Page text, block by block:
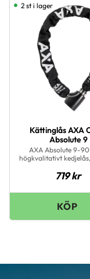
Kättinglås AXA
Absolute 9
AXA Absolute 9-
högkvalitativt
dyrare cyklar och
långtidsparkering av
Godkänt för
marknaden.
73 Kn, Antiborrplatta i
Internationell
719kr
2 st i lager